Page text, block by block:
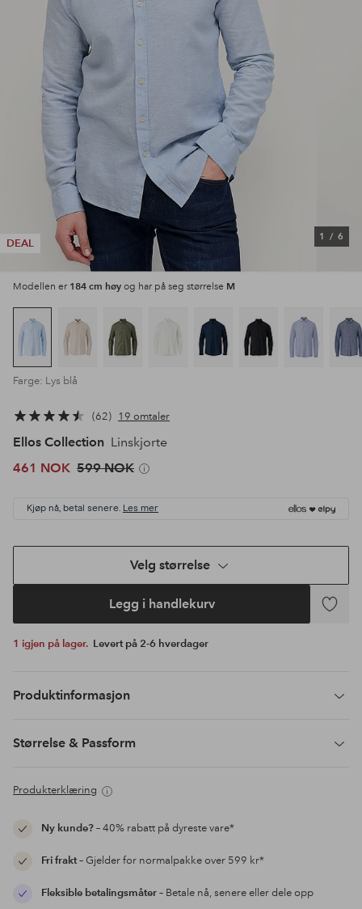
DEAL
1 / 6
Modellen er 184 cm høy og har på seg størrelse M
Farge: Lys blå
62 19 omtaler
Ellos Collection Linskjorte
461 NOK 599 NOK
Kjøp nå, betal senere. Les mer
Velg størrelse
Legg i handlekurv
Legg
1 igjen på lager. Levert på 2-6 hverdager
Produktinformasjon
Størrelse & Passform
Produkterklæring
Ny kunde?– 40% rabatt på dyreste vare*
Fri frakt– Gjelder for normalpakke over 599 kr*
Fleksible betalingsmåter– Betale nå, senere eller dele opp